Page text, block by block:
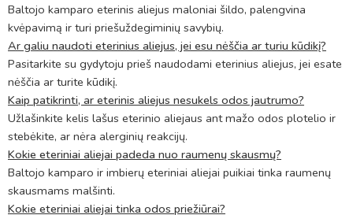
Baltojo kamparo eterinis aliejus maloniai šildo, palengvina
kvėpavimą ir turi priešuždegiminių savybių.
Ar galiu naudoti eterinius aliejus, jei esu nėščia ar turiu kūdikį?
Pasitarkite su gydytoju prieš naudodami eterinius aliejus, jei esate
nėščia ar turite kūdikį.
Kaip patikrinti, ar eterinis aliejus nesukels odos jautrumo?
Užlašinkite kelis lašus eterinio aliejaus ant mažo odos plotelio ir
stebėkite, ar nėra alerginių reakcijų.
Kokie eteriniai aliejai padeda nuo raumenų skausmų?
Baltojo kamparo ir imbierų eteriniai aliejai puikiai tinka raumenų
skausmams malšinti.
Kokie eteriniai aliejai tinka odos priežiūrai?